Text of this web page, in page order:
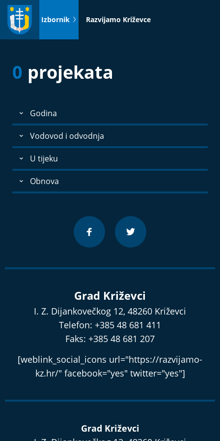
Idi
sadržaj
Izbornik Razvijamo Križevce
0 projekata
Godina
Vodovod i odvodnja
U tijeku
Obnova
Grad Križevci
I. Z. Dijankovečkog 12, 48260 Križevci
Telefon: +385 48 681 411
Faks: +385 48 681 207
[weblink_social_icons url="https://razvijamo-
kz.hr/" facebook="yes" twitter="yes"]
Grad Križevci